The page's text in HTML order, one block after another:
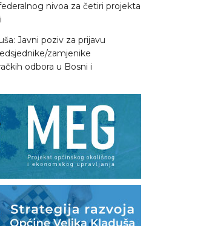
nivoa za četiri projekta
Javni poziv za prijavu
zamjenike
odbora u Bosni i